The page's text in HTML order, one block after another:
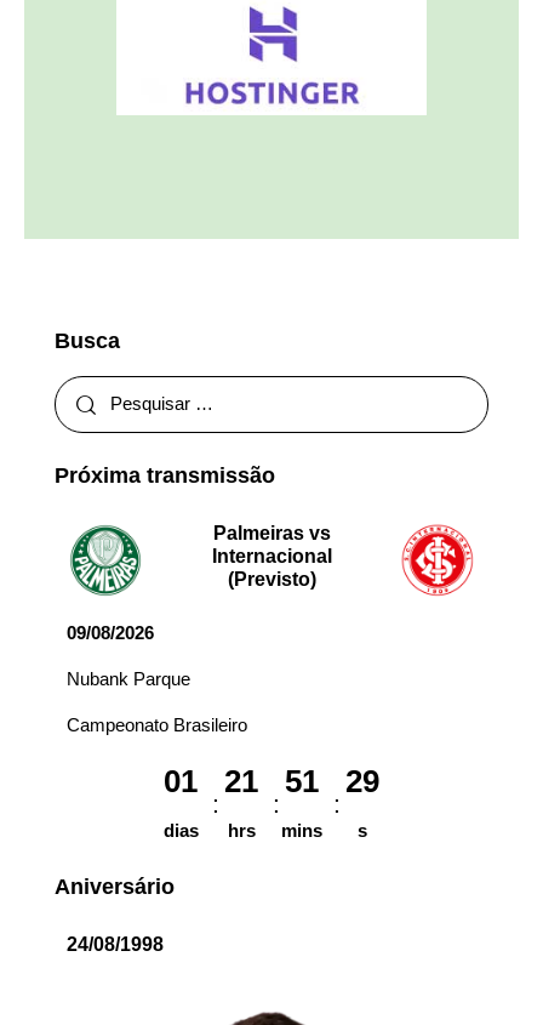
Busca
Próxima transmissão
Palmeiras vs
Internacional
(Previsto)
09/08/2026
Nubank Parque
Campeonato Brasileiro
01
dias
21
hrs
51
mins
29
s
Aniversário
24/08/1998